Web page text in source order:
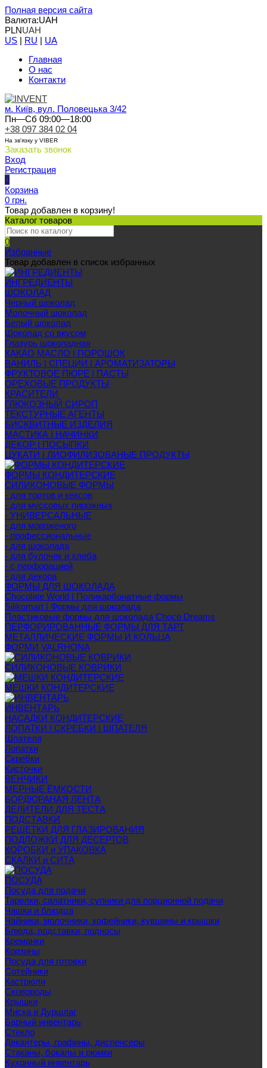
Полная версия сайта
Валюта:UAH
PLNUAH
US | RU | UA
Главная
О нас
Контакти
м. Київ, вул. Половецька 3/42
Пн—Сб 09:00—18:00
+38 097 384 02 04
На зв'язку у VIBER
Заказать звонок
Вход
Регистрация
0
Корзина
0 грн.
Товар добавлен в корзину!
Каталог товаров
0
Избранные
Товар добавлен в список избранных
ИНГРЕДИЕНТЫ
ШОКОЛАД
Черный шоколад
Молочный шоколад
Белый шоколад
Шоколад со вкусом
Глазурь шоколадная
КАКАО МАСЛО | ПОРОШОК
ВАНИЛЬ | СПЕЦИИ | АРОМАТИЗАТОРЫ
ФРУКТОВОЕ ПЮРЕ | ПАСТЫ
ОРЕХОВЫЕ ПРОДУКТЫ
КРАСИТЕЛИ
ГЛЮКОЗНЫЙ СИРОП
ТЕКСТУРНЫЕ АГЕНТЫ
БИСКВИТНЫЕ ИЗДЕЛИЯ
МАСТИКА | НАЧИНКИ
ДЕКОР | ПОСЫПКИ
ЦУКАТИ | ЛИОФИЛИЗОВАНЫЕ ПРОДУКТЫ
ФОРМЫ КОНДИТЕРСКИЕ
СИЛИКОНОВЫЕ ФОРМЫ
- для тортов и кексов
- для муссовых пирожных
- УНИВЕРСАЛЬНЫЕ
- для мороженого
- профессиональные
- для шоколада
- для булочек и хлеба
- с перфорацией
- для декора
ФОРМЫ ДЛЯ ШОКОЛАДА
Chocolate World | Поликарбонатные формы
Silikomart | Формы для шоколада
Пластиковые формы для шоколада Choco Dreams
ПЕРФОРИРОВАННЫЕ ФОРМЫ ДЛЯ ТАРТ
МЕТАЛЛИЧЕСКИЕ ФОРМЫ И КОЛЬЦА
ФОРМИ VALRHONA
СИЛИКОНОВЫЕ КОВРИКИ
МЕШКИ КОНДИТЕРСКИЕ
ИНВЕНТАРЬ
НАСАДКИ КОНДИТЕРСКИЕ
ЛОПАТКИ | СКРЕБКИ | ШПАТЕЛЯ
Шпателя
Лопатки
Скребки
Кисточки
ВЕНЧИКИ
МЕРНЫЕ ЁМКОСТИ
БОРДЮРАНАЯ ЛЕНТА
ДЕЛИТЕЛИ ДЛЯ ТЕСТА
ПОДСТАВКИ
РЕШЕТКИ ДЛЯ ГЛАЗИРОВАНИЯ
ПОДЛОЖКИ ДЛЯ ДЕСЕРТОВ
КОРОБКИ и УПАКОВКА
СКАЛКИ и СИТА
ПОСУДА
Посуда для подачи
Тарелки, салатники, супники для порционной подачи
Чашки и блюдца
Чайники, молочники, кофейники, кувшины и крышки
Блюда, подставки, подносы
Креманки
Корзины
Посуда для готовки
Сотейники
Кастрюли
Сковороды
Крышки
Миска и Дуршлаг
Барный инвентарь
Стекло
Декантеры, графины, диспенсеры
Стаканы, бокалы и рюмки
Кухонный инвентарь